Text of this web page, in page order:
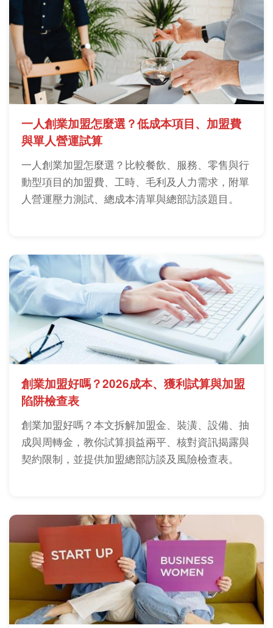
一人創業加盟怎麼選？低成本項目、加盟費
與單人營運試算
一人創業加盟怎麼選？比較餐飲、服務、零售與行
動型項目的加盟費、工時、毛利及人力需求，附單
人營運壓力測試、總成本清單與總部訪談題目。
創業加盟好嗎？2026成本、獲利試算與加盟
陷阱檢查表
創業加盟好嗎？本文拆解加盟金、裝潢、設備、抽
成與周轉金，教你試算損益兩平、核對資訊揭露與
契約限制，並提供加盟總部訪談及風險檢查表。